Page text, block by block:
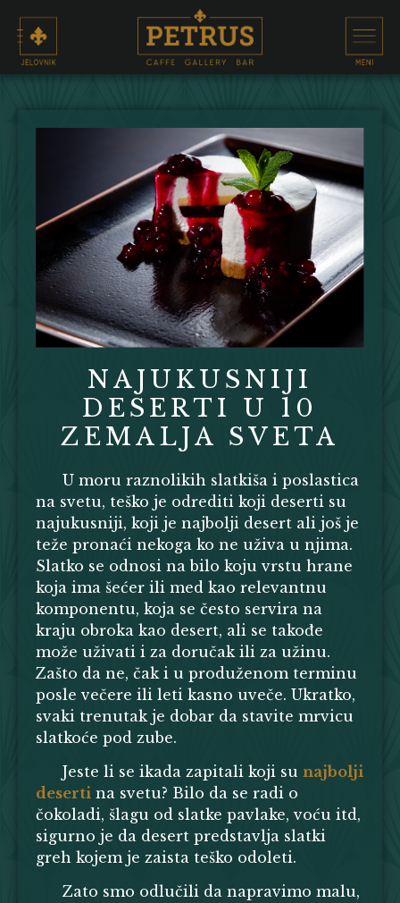
NAJUKUSNIJI
DESERTI U 10
ZEMALJA SVETA
U moru raznolikih slatkiša i poslastica
na svetu, teško je odrediti koji deserti su
najukusniji, koji je najbolji desert ali još je
teže pronaći nekoga ko ne uživa u njima.
Slatko se odnosi na bilo koju vrstu hrane
koja ima šećer ili med kao relevantnu
komponentu, koja se često servira na
kraju obroka kao desert, ali se takođe
može uživati i za doručak ili za užinu.
Zašto da ne, čak i u produženom terminu
posle večere ili leti kasno uveče. Ukratko,
svaki trenutak je dobar da stavite mrvicu
slatkoće pod zube.
Jeste li se ikada zapitali koji su najbolji
deserti na svetu? Bilo da se radi o
čokoladi, šlagu od slatke pavlake, voću itd,
sigurno je da desert predstavlja slatki
greh kojem je zaista teško odoleti.
Zato smo odlučili da napravimo malu,